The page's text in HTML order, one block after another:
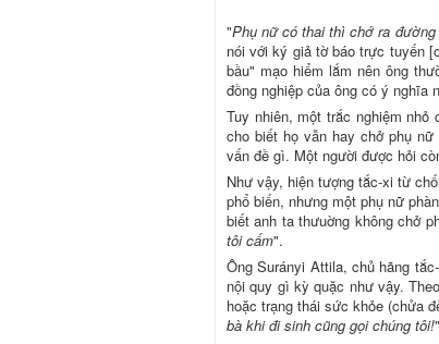
"Phụ nữ có thai thì chớ ra
nói với ký giả tờ báo trực tuyến
bầu" mạo hiểm lắm nên ông
đồng nghiệp của ông có ý nghĩa
Tuy nhiên, một trắc nghiệm
cho biết họ vẫn hay chở phụ
vấn đề gì. Một người được hỏi
Như vậy, hiện tượng tắc-xi từ
phổ biến, nhưng một phụ nữ
biết anh ta thưuờng không chở
tôi cấm".
Ông Surányi Attila, chủ hãng
nội quy gì kỳ quặc như vậy.
hoặc trạng thái sức khỏe (chửa
bà khi đi sinh cũng gọi chúng tôi!"